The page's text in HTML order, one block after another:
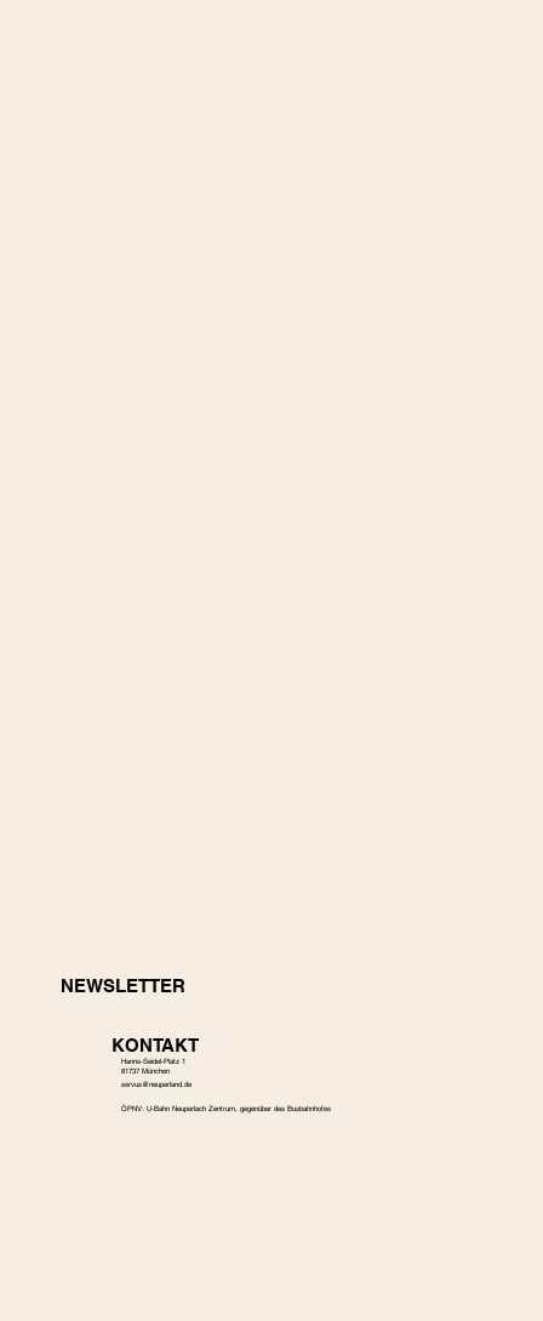
KONTAKT
Hanns-Seidel-Platz 1
81737 München
servus@neuperland.de
ÖPNV: U-Bahn Neuperlach Zentrum, gegenüber des Busbahnhofes
NEWSLETTER